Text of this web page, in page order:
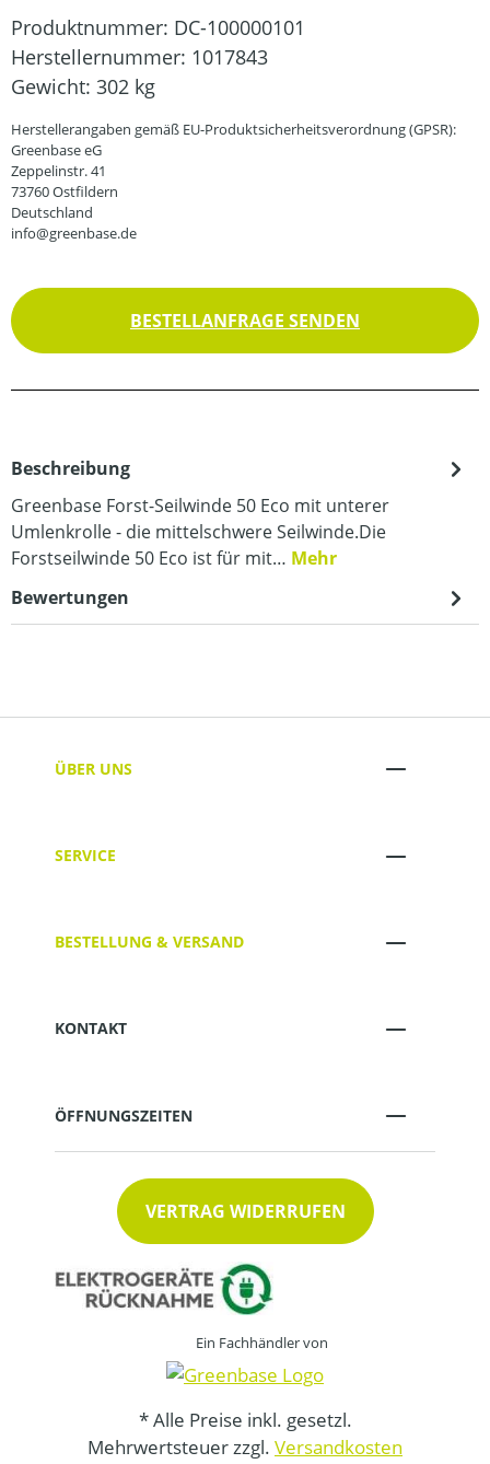
Produktnummer: DC-100000101
Herstellernummer: 1017843
Gewicht: 302 kg
Herstellerangaben gemäß EU-Produktsicherheitsverordnung (GPSR):
Greenbase eG
Zeppelinstr. 41
73760 Ostfildern
Deutschland
info@greenbase.de
BESTELLANFRAGE SENDEN
Beschreibung
Greenbase Forst-Seilwinde 50 Eco mit unterer
Umlenkrolle - die mittelschwere Seilwinde.Die
Forstseilwinde 50 Eco ist für mit… Mehr
Bewertungen
ÜBER UNS
SERVICE
BESTELLUNG & VERSAND
KONTAKT
ÖFFNUNGSZEITEN
VERTRAG WIDERRUFEN
Ein Fachhändler von
* Alle Preise inkl. gesetzl.
Mehrwertsteuer zzgl. Versandkosten